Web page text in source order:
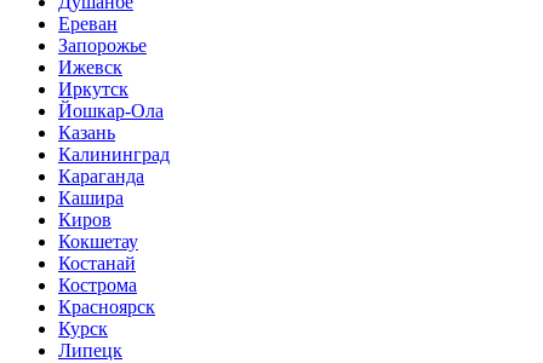
Ереван
Запорожье
Ижевск
Иркутск
Йошкар-Ола
Казань
Калининград
Караганда
Кашира
Киров
Кокшетау
Костанай
Кострома
Красноярск
Курск
Липецк